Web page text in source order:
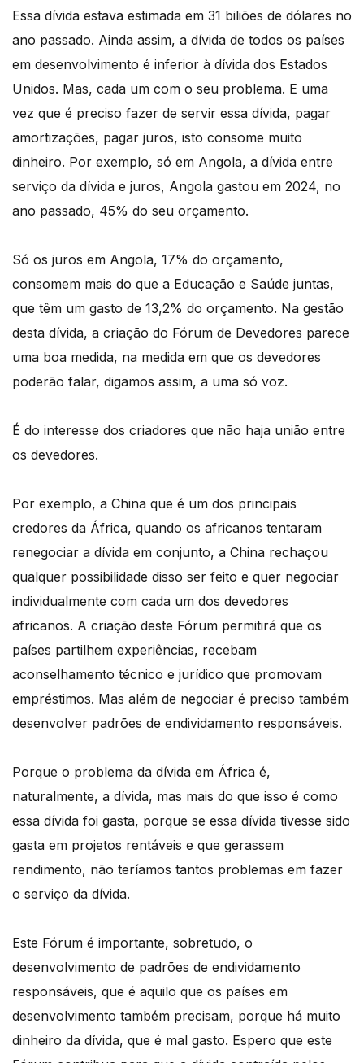
Essa dívida estava estimada em 31 biliões de dólares no
ano passado. Ainda assim, a dívida de todos os países
em desenvolvimento é inferior à dívida dos Estados
Unidos. Mas, cada um com o seu problema. E uma
vez que é preciso fazer de servir essa dívida, pagar
amortizações, pagar juros, isto consome muito
dinheiro. Por exemplo, só em Angola, a dívida entre
serviço da dívida e juros, Angola gastou em 2024, no
ano passado, 45% do seu orçamento.
Só os juros em Angola, 17% do orçamento,
consomem mais do que a Educação e Saúde juntas,
que têm um gasto de 13,2% do orçamento. Na gestão
desta dívida, a criação do Fórum de Devedores parece
uma boa medida, na medida em que os devedores
poderão falar, digamos assim, a uma só voz.
É do interesse dos criadores que não haja união entre
os devedores.
Por exemplo, a China que é um dos principais
credores da África, quando os africanos tentaram
renegociar a dívida em conjunto, a China rechaçou
qualquer possibilidade disso ser feito e quer negociar
individualmente com cada um dos devedores
africanos. A criação deste Fórum permitirá que os
países partilhem experiências, recebam
aconselhamento técnico e jurídico que promovam
empréstimos. Mas além de negociar é preciso também
desenvolver padrões de endividamento responsáveis.
Porque o problema da dívida em África é,
naturalmente, a dívida, mas mais do que isso é como
essa dívida foi gasta, porque se essa dívida tivesse sido
gasta em projetos rentáveis e que gerassem
rendimento, não teríamos tantos problemas em fazer
o serviço da dívida.
Este Fórum é importante, sobretudo, o
desenvolvimento de padrões de endividamento
responsáveis, que é aquilo que os países em
desenvolvimento também precisam, porque há muito
dinheiro da dívida, que é mal gasto. Espero que este